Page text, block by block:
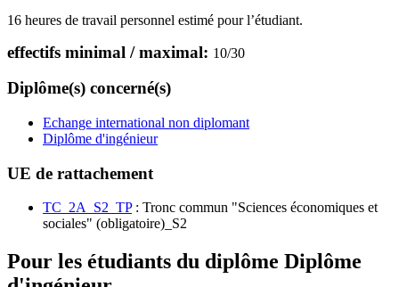
16 heures de travail personnel estimé pour l’étudiant.
effectifs minimal / maximal: 10/30
Diplôme(s) concerné(s)
Echange international non diplomant
Diplôme d'ingénieur
UE de rattachement
TC_2A_S2_TP: Tronc commun "Sciences économiques et
sociales" (obligatoire)_S2
Pour les étudiants du diplôme Diplôme